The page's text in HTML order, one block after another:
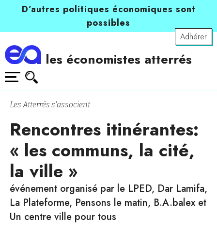
D’autres politiques économiques sont
possibles
Adhérer
les économistes atterrés
Les Atterrés s'associent
Rencontres itinérantes:
« les communs, la cité,
la ville »
événement organisé par le LPED, Dar Lamifa,
La Plateforme, Pensons le matin, B.A.balex et
Un centre ville pour tous